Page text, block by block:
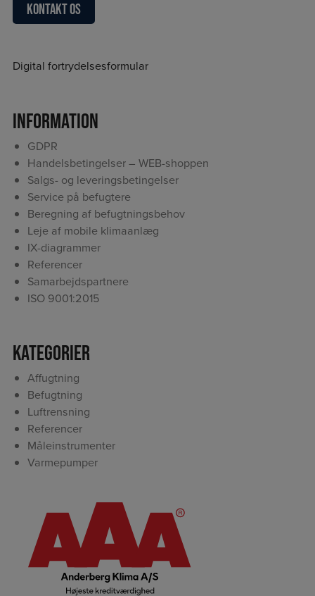
Kontakt os
Digital fortrydelsesformular
Information
GDPR
Handelsbetingelser – WEB-shoppen
Salgs- og leveringsbetingelser
Service på befugtere
Beregning af befugtningsbehov
Leje af mobile klimaanlæg
IX-diagrammer
Referencer
Samarbejdspartnere
ISO 9001:2015
Kategorier
Affugtning
Befugtning
Luftrensning
Referencer
Måleinstrumenter
Varmepumper